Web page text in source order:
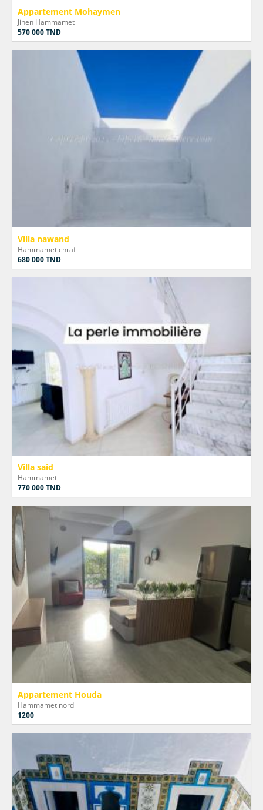
Appartement Mohaymen
Jinen Hammamet
570 000 TND
Villa nawand
Hammamet chraf
680 000 TND
Villa said
Hammamet
770 000 TND
Appartement Houda
Hammamet nord
1200